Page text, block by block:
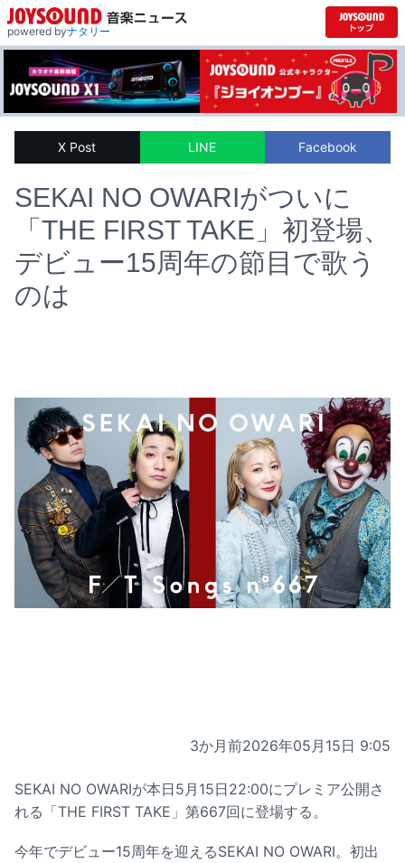
powered byナタリー
X Post LINE Facebook
SEKAI NO OWARIがついに
「THE FIRST TAKE」初登場、
デビュー15周年の節目で歌う
のは
3か月前2026年05月15日 9:05
SEKAI NO OWARIが本日5月15日22:00にプレミア公開さ
れる「THE FIRST TAKE」第667回に登場する。
今年でデビュー15周年を迎えるSEKAI NO OWARI。初出